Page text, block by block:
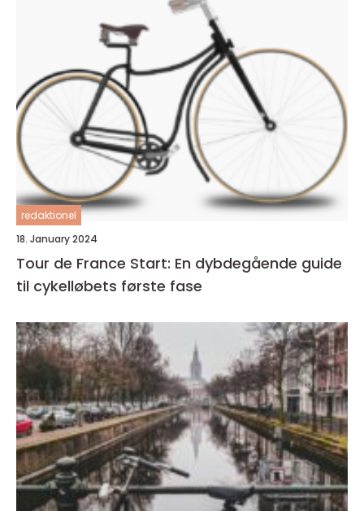
redaktionel
18. January 2024
Tour de France Start: En dybdegående guide
til cykelløbets første fase